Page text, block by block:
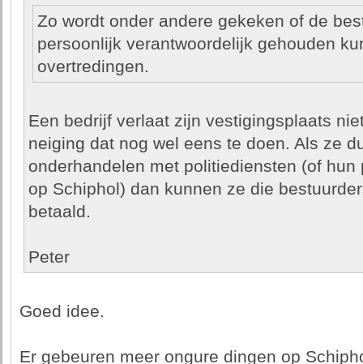
Zo wordt onder andere gekeken of de
persoonlijk verantwoordelijk gehouden
overtredingen.
Een bedrijf verlaat zijn vestigingsplaats
neiging dat nog wel eens te doen. Als ze
onderhandelen met politiediensten (of
op Schiphol) dan kunnen ze die
betaald.
Peter
Goed idee.
Er gebeuren meer ongure dingen op